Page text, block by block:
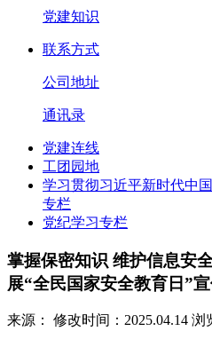
党建知识
联系方式
公司地址
通讯录
党建连线
工团园地
学习贯彻习近平新时代中
专栏
党纪学习专栏
掌握保密知识 维护信息安
展“全民国家安全教育日”
来源： 修改时间：2025.04.14 浏